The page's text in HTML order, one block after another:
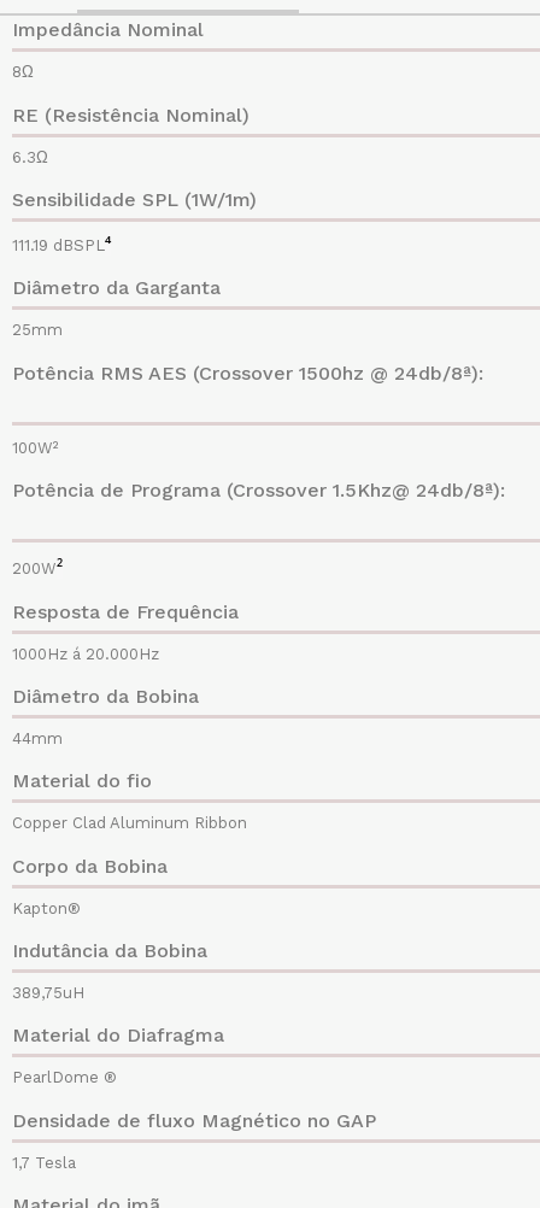
‍Impedância Nominal
8Ω
RE (Resistência Nominal)
6.3Ω
Sensibilidade SPL (1W/1m)
111.19 dBSPL ⁴
Diâmetro da Garganta
25mm
Potência RMS AES (Crossover 1500hz @ 24db/8ª):
100W²
Potência de Programa (Crossover 1.5Khz@ 24db/8ª):
200W²
Resposta de Frequência
1000Hz á 20.000Hz
Diâmetro da Bobina
44mm
Material do fio
Copper Clad Aluminum Ribbon
Corpo da Bobina
Kapton®
Indutância da Bobina
389,75uH
Material do Diafragma
PearlDome ®
Densidade de fluxo Magnético no GAP
1,7 Tesla